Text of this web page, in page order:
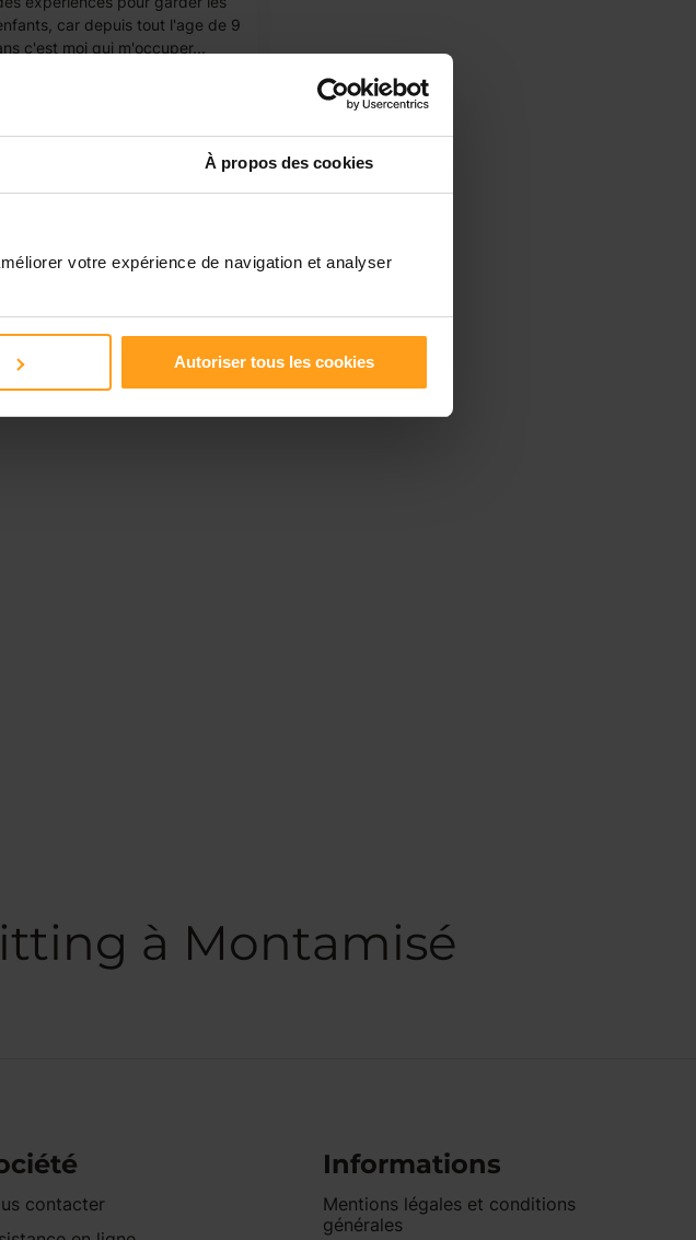
À propos des cookies
votre expérience de navigation et analyser
Autoriser tous les cookies
car depuis tout l'age de 9
c'est moi qui m'occuper...
à Montamisé
contacter
Informations
Mentions légales et conditions
générales